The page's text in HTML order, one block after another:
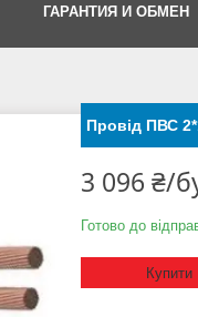
ГАРАНТИЯ И ОБМЕН
Провід ПВС
3 096 ₴/
Готово до
Купити